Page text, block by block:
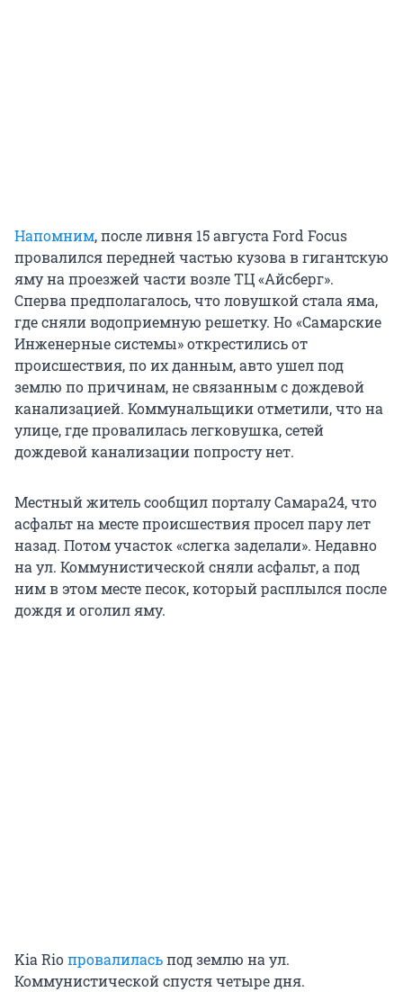
Напомним, после ливня 15 августа Ford Focus
провалился передней частью кузова в гигантскую
яму на проезжей части возле ТЦ «Айсберг».
Сперва предполагалось, что ловушкой стала яма,
где сняли водоприемную решетку. Но «Самарские
Инженерные системы» открестились от
происшествия, по их данным, авто ушел под
землю по причинам, не связанным с дождевой
канализацией. Коммунальщики отметили, что на
улице, где провалилась легковушка, сетей
дождевой канализации попросту нет.
Местный житель сообщил порталу Самара24, что
асфальт на месте происшествия просел пару лет
назад. Потом участок «слегка заделали». Недавно
на ул. Коммунистической сняли асфальт, а под
ним в этом месте песок, который расплылся после
дождя и оголил яму.
Kia Rioпровалиласьпод землю на ул.
Коммунистической спустя четыре дня.